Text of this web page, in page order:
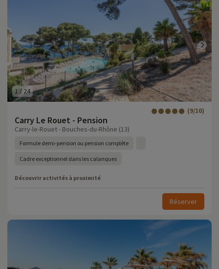
1/ 24
Carry Le Rouet - Pension
(9/10)
Carry-le-Rouet - Bouches-du-Rhône (13)
Formule demi-pension ou pension complète
Cadre exceptionnel dans les calanques
Découvrir activités à proximité
Réserver